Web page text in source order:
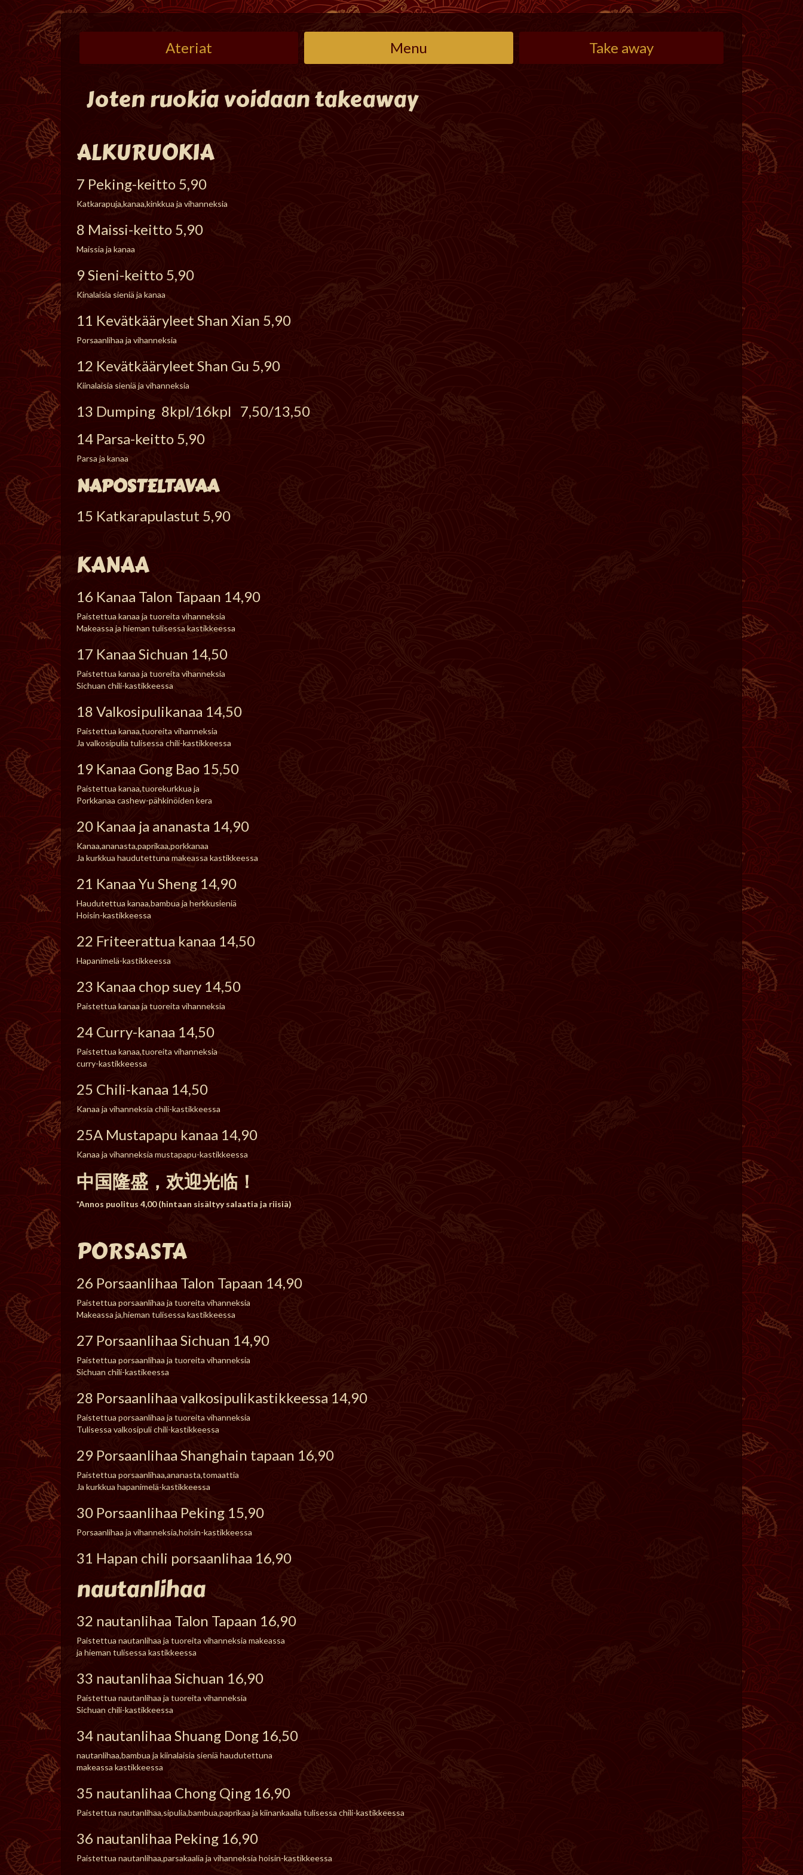
Ateriat Menu Take away
Joten ruokia voidaan takeaway
ALKURUOKIA
7 Peking-keitto 5,90
Katkarapuja,kanaa,kinkkua ja vihanneksia
8 Maissi-keitto 5,90
Maissia ja kanaa
9 Sieni-keitto 5,90
Kinalaisia sieniä ja kanaa
11 Kevätkääryleet Shan Xian 5,90
Porsaanlihaa ja vihanneksia
12 Kevätkääryleet Shan Gu 5,90
Kiinalaisia sieniä ja vihanneksia
13 Dumping 8kpl/16kpl 7,50/13,50
14 Parsa-keitto 5,90
Parsa ja kanaa
NAPOSTELTAVAA
15 Katkarapulastut 5,90
KANAA
16 Kanaa Talon Tapaan 14,90
Paistettua kanaa ja tuoreita vihanneksia
Makeassa ja hieman tulisessa kastikkeessa
17 Kanaa Sichuan 14,50
Paistettua kanaa ja tuoreita vihanneksia
Sichuan chili-kastikkeessa
18 Valkosipulikanaa 14,50
Paistettua kanaa,tuoreita vihanneksia
Ja valkosipulia tulisessa chili-kastikkeessa
19 Kanaa Gong Bao 15,50
Paistettua kanaa,tuorekurkkua ja
Porkkanaa cashew-pähkinöiden kera
20 Kanaa ja ananasta 14,90
Kanaa,ananasta,paprikaa,porkkanaa
Ja kurkkua haudutettuna makeassa kastikkeessa
21 Kanaa Yu Sheng 14,90
Haudutettua kanaa,bambua ja herkkusieniä
Hoisin-kastikkeessa
22 Friteerattua kanaa 14,50
Hapanimelä-kastikkeessa
23 Kanaa chop suey 14,50
Paistettua kanaa ja tuoreita vihanneksia
24 Curry-kanaa 14,50
Paistettua kanaa,tuoreita vihanneksia
curry-kastikkeessa
25 Chili-kanaa 14,50
Kanaa ja vihanneksia chili-kastikkeessa
25A Mustapapu kanaa 14,90
Kanaa ja vihanneksia mustapapu-kastikkeessa
中国隆盛，欢迎光临！
*Annos puolitus 4,00 (hintaan sisältyy salaatia ja riisiä)
PORSASTA
26 Porsaanlihaa Talon Tapaan 14,90
Paistettua porsaanlihaa ja tuoreita vihanneksia
Makeassa ja,hieman tulisessa kastikkeessa
27 Porsaanlihaa Sichuan 14,90
Paistettua porsaanlihaa ja tuoreita vihanneksia
Sichuan chili-kastikeessa
28 Porsaanlihaa valkosipulikastikkeessa 14,90
Paistettua porsaanlihaa ja tuoreita vihanneksia
Tulisessa valkosipuli chili-kastikkeessa
29 Porsaanlihaa Shanghain tapaan 16,90
Paistettua porsaanlihaa,ananasta,tomaattia
Ja kurkkua hapanimelä-kastikkeessa
30 Porsaanlihaa Peking 15,90
Porsaanlihaa ja vihanneksia,hoisin-kastikkeessa
31 Hapan chili porsaanlihaa 16,90
nautanlihaa
32 nautanlihaa Talon Tapaan 16,90
Paistettua nautanlihaa ja tuoreita vihanneksia makeassa
ja hieman tulisessa kastikkeessa
33 nautanlihaa Sichuan 16,90
Paistettua nautanlihaa ja tuoreita vihanneksia
Sichuan chili-kastikkeessa
34 nautanlihaa Shuang Dong 16,50
nautanlihaa,bambua ja kiinalaisia sieniä haudutettuna
makeassa kastikkeessa
35 nautanlihaa Chong Qing 16,90
Paistettua nautanlihaa,sipulia,bambua,paprikaa ja kiinankaalia tulisessa chili-kastikkeessa
36 nautanlihaa Peking 16,90
Paistettua nautanlihaa,parsakaalia ja vihanneksia hoisin-kastikkeessa